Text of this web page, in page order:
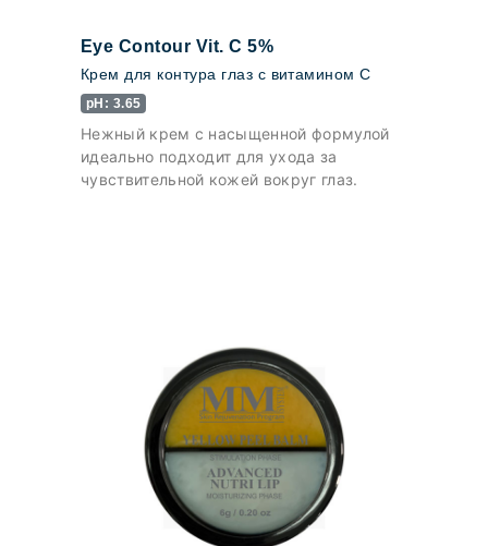
Eye Contour Vit. C 5%
Крем для контура глаз с витамином С
pH: 3.65
Нежный крем с насыщенной формулой
идеально подходит для ухода за
чувствительной кожей вокруг глаз.